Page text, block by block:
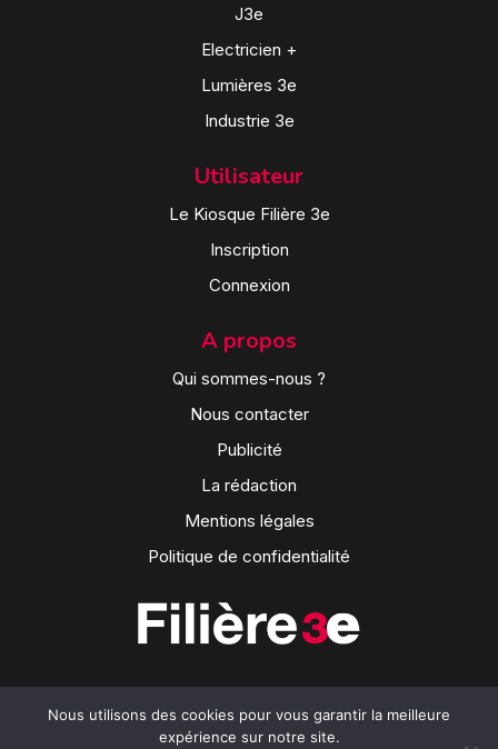
J3e
Electricien +
Lumières 3e
Industrie 3e
Utilisateur
Le Kiosque Filière 3e
Inscription
Connexion
A propos
Qui sommes-nous ?
Nous contacter
Publicité
La rédaction
Mentions légales
Politique de confidentialité
Nous utilisons des cookies pour vous garantir la meilleure
expérience sur notre site.